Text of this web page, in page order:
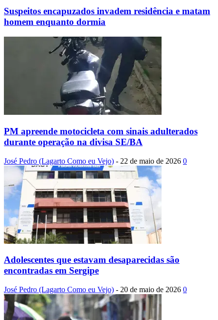
Suspeitos encapuzados invadem residência e matam
homem enquanto dormia
PM apreende motocicleta com sinais adulterados
durante operação na divisa SE/BA
José Pedro (Lagarto Como eu Vejo) - 22 de maio de 2026 0
Adolescentes que estavam desaparecidas são
encontradas em Sergipe
José Pedro (Lagarto Como eu Vejo) - 20 de maio de 2026 0